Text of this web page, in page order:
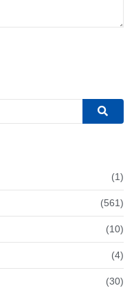
(1)
(561)
(10)
(4)
(30)